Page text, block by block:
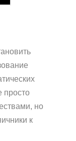
просто
но
к